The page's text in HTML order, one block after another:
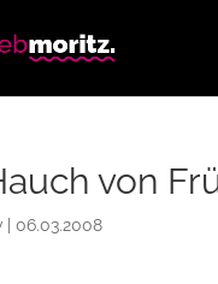
von
| 06.03.2008